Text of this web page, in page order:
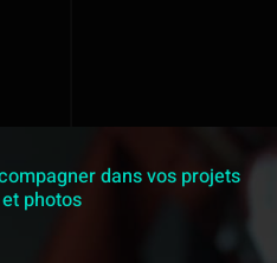
dans vos projets
photos